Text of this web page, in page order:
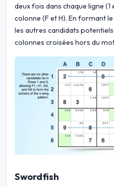
deux fois dans chaque ligne (1
colonne (F et H). En formant
les autres candidats
colonnes croisées hors du
Swordfish